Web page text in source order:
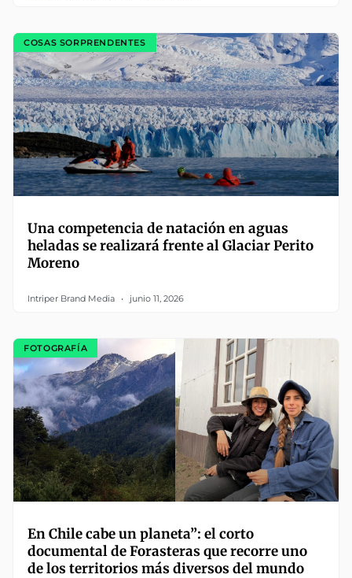
COSAS SORPRENDENTES
Una competencia de natación en aguas
heladas se realizará frente al Glaciar Perito
Moreno
Intriper Brand Media junio 11, 2026
FOTOGRAFÍA
En Chile cabe un planeta”: el corto
documental de Forasteras que recorre uno
de los territorios más diversos del mundo